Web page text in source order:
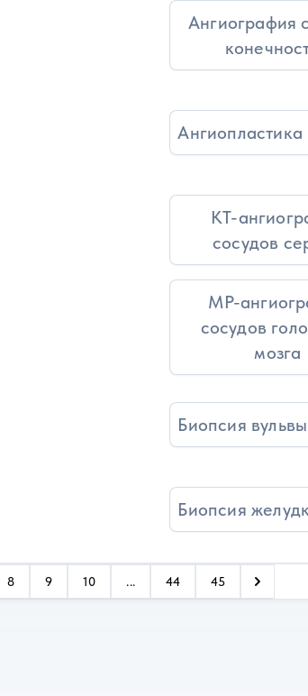
Ангиография
Ангиопластика
КТ-
сосудов
МР-
сосудов
мозга
Биопсия вульвы
Биопсия
8 9 10 ... 44 45